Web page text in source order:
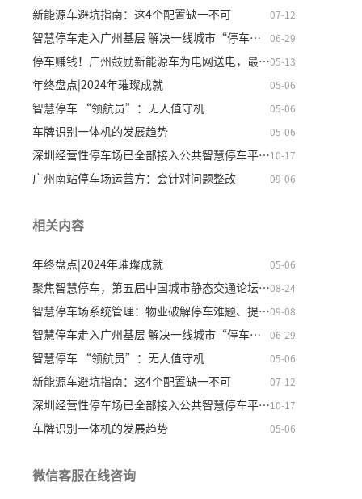
新能源车避坑指南：这4个配置缺一不可 07-12
智慧停车走入广州基层 解决一线城市“停车难” 06-29
停车赚钱！广州鼓励新能源车为电网送电，最高奖励5元05-13
年终盘点|2024年璀璨成就 05-06
智慧停车 “领航员”：无人值守机 05-06
车牌识别一体机的发展趋势 05-06
深圳经营性停车场已全部接入公共智慧停车平台 规模全10-17
广州南站停车场运营方：会针对问题整改 09-06
相关内容
年终盘点|2024年璀璨成就 05-06
聚焦智慧停车，第五届中国城市静态交通论坛在穗举行08-24
智慧停车场系统管理：物业破解停车难题、提升收益的核09-08
智慧停车走入广州基层 解决一线城市“停车难” 06-29
智慧停车 “领航员”：无人值守机 05-06
新能源车避坑指南：这4个配置缺一不可 07-12
深圳经营性停车场已全部接入公共智慧停车平台 规模全10-17
车牌识别一体机的发展趋势 05-06
微信客服在线咨询